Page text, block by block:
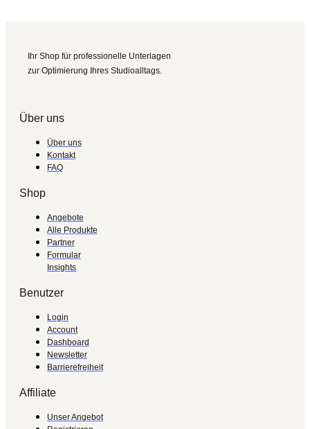
Ihr Shop für professionelle Unterlagen
zur Optimierung Ihres Studioalltags.
Über uns
Über uns
Kontakt
FAQ
Shop
Angebote
Alle Produkte
Partner
Formular
Insights
Benutzer
Login
Account
Dashboard
Newsletter
Barrierefreiheit
Affiliate
Unser Angebot